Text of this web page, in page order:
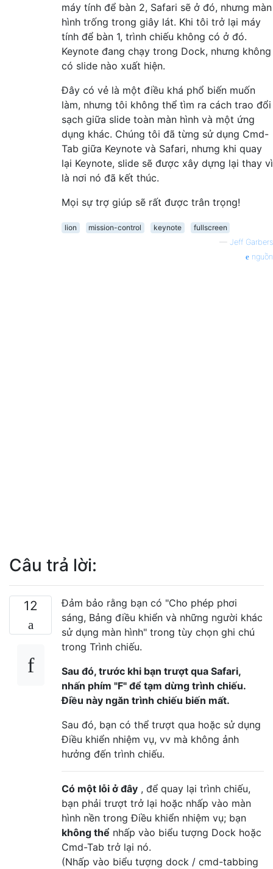
máy tính để bàn 2, Safari sẽ ở đó, nhưng màn
hình trống trong giây lát. Khi tôi trở lại máy
tính để bàn 1, trình chiếu không có ở đó.
Keynote đang chạy trong Dock, nhưng không
có slide nào xuất hiện.
Đây có vẻ là một điều khá phổ biến muốn
làm, nhưng tôi không thể tìm ra cách trao đổi
sạch giữa slide toàn màn hình và một ứng
dụng khác. Chúng tôi đã từng sử dụng Cmd-
Tab giữa Keynote và Safari, nhưng khi quay
lại Keynote, slide sẽ được xây dựng lại thay vì
là nơi nó đã kết thúc.
Mọi sự trợ giúp sẽ rất được trân trọng!
lion mission-control keynote
fullscreen
— Jeff Garbers
nguồn
Câu trả lời:
12
Đảm bảo rằng bạn có "Cho phép phơi
sáng, Bảng điều khiển và những người khác
sử dụng màn hình" trong tùy chọn ghi chú
trong Trình chiếu.
Sau đó, trước khi bạn trượt qua Safari,
nhấn phím "F" để tạm dừng trình chiếu.
Điều này ngăn trình chiếu biến mất.
Sau đó, bạn có thể trượt qua hoặc sử dụng
Điều khiển nhiệm vụ, vv mà không ảnh
hưởng đến trình chiếu.
Có một lỗi ở đây , để quay lại trình chiếu,
bạn phải trượt trở lại hoặc nhấp vào màn
hình nền trong Điều khiển nhiệm vụ; bạn
không thể nhấp vào biểu tượng Dock hoặc
Cmd-Tab trở lại nó.
(Nhấp vào biểu tượng dock / cmd-tabbing